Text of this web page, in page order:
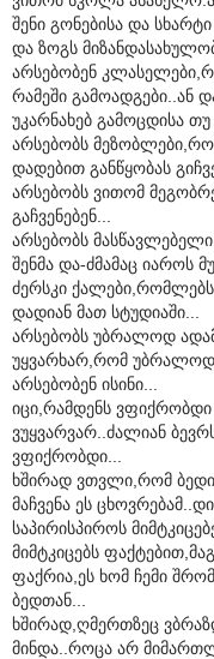
შენი გონებისა და
და ზოგს
არსებობენ
რამეში გამოადგები..ან
უკარნახებ გამოცდისა
არსებობს
დადებით განწყობას
არსებობს ვითომ
გაჩვენებენ...
არსებობს
შენმა და-ძმამაც იაროს
ძერსკი
დადიან მათ სტუდიაში...
არსებობს უბრალოდ
უყვარხარ,რომ უბრალოდ
არსებობენ ისინი...
იცი,რამდენს ვფიქრობდი
ვუყვარვარ..ძალიან
ვფიქრობდი...
ხშირად ვთვლი,რომ
მაჩვენა ეს
საპირისპიროს
მიმტკიცებს
ფაქრია,ეს ხომ ჩემი
ბედთან...
ხშირად,ღმერთზეც
მინდა..როცა არ